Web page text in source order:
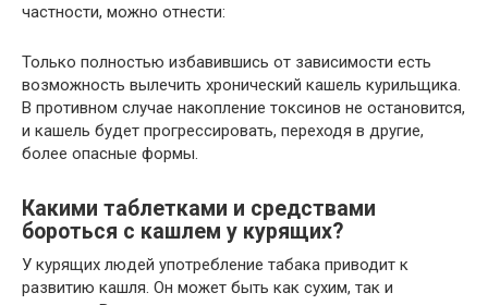
частности, можно отнести:
Только полностью избавившись от зависимости есть
возможность вылечить хронический кашель курильщика.
В противном случае накопление токсинов не остановится,
и кашель будет прогрессировать, переходя в другие,
более опасные формы.
Какими таблетками и средствами
бороться с кашлем у курящих?
У курящих людей употребление табака приводит к
развитию кашля. Он может быть как сухим, так и